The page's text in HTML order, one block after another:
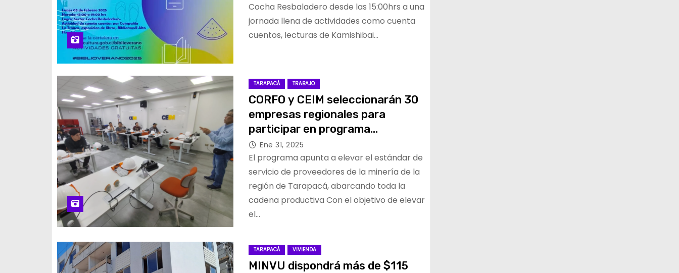
Cocha Resbaladero desde las 15:00hrs a una
jornada llena de actividades como cuenta
cuentos, lecturas de Kamishibai…
TARAPACÁ TRABAJO
CORFO y CEIM seleccionarán 30
empresas regionales para
participar en programa
tecnológico 4.0
Ene 31, 2025
El programa apunta a elevar el estándar de
servicio de proveedores de la minería de la
región de Tarapacá, abarcando toda la
cadena productiva Con el objetivo de elevar
el…
TARAPACÁ VIVIENDA
MINVU dispondrá más de $115